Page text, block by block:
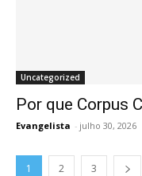
Uncategorized
Por que Corpus
Evangelista - julho 30, 2026
1 2 3